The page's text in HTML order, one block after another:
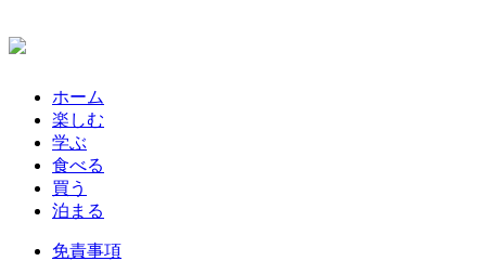
ホーム
楽しむ
学ぶ
食べる
買う
泊まる
免責事項